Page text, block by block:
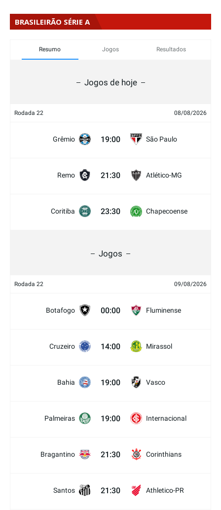
BRASILEIRÃO SÉRIE A
Resumo Jogos Resultados
Jogos de hoje
Rodada 22 08/08/2026
Grêmio 19:00 São Paulo
Remo 21:30 Atlético-MG
Coritiba 23:30 Chapecoense
Jogos
Rodada 22 09/08/2026
Botafogo 00:00 Fluminense
Cruzeiro 14:00 Mirassol
Bahia 19:00 Vasco
Palmeiras 19:00 Internacional
Bragantino 21:30 Corinthians
Santos 21:30 Athletico-PR